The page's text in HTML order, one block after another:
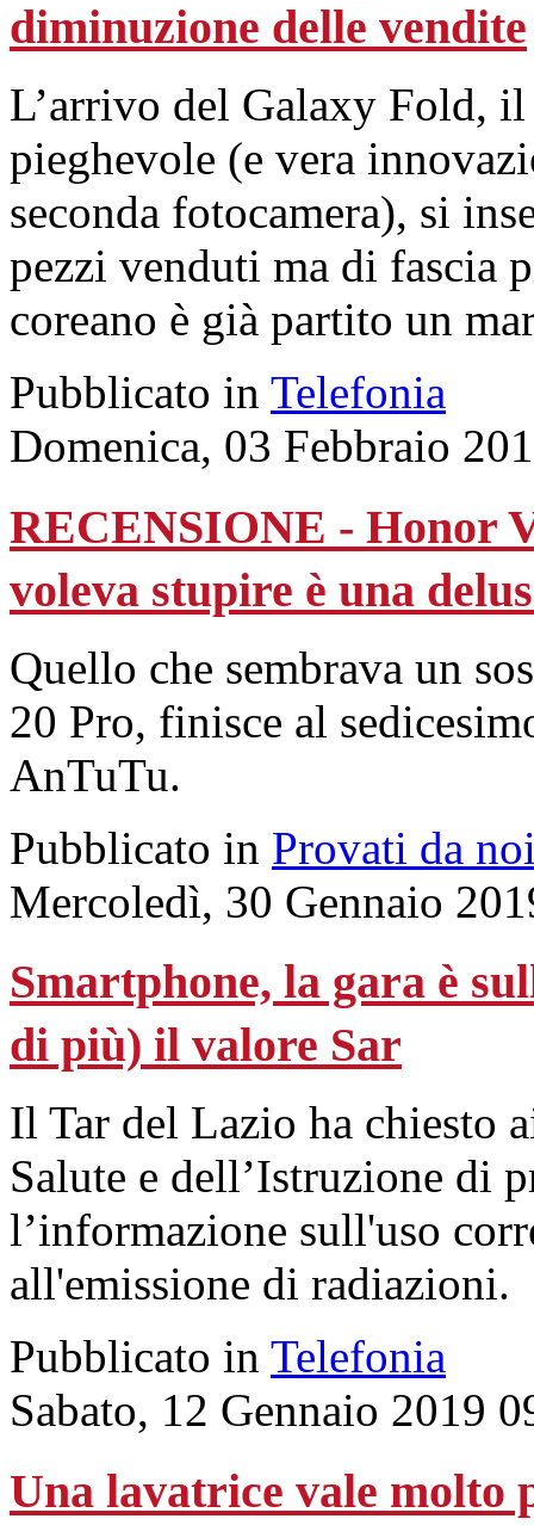
diminuzione delle vendite
L’arrivo del Galaxy Fold,
pieghevole (e vera
seconda fotocamera), si
pezzi venduti ma di fascia
coreano è già partito un
Pubblicato in Telefonia
Domenica, 03 Febbraio
RECENSIONE - Honor
voleva stupire è una
Quello che sembrava un
20 Pro, finisce al
AnTuTu.
Pubblicato in Provati da
Mercoledì, 30 Gennaio
Smartphone, la gara è
di più) il valore Sar
Il Tar del Lazio ha chiesto
Salute e dell’Istruzione di
l’informazione sull'uso
all'emissione di radiazioni.
Pubblicato in Telefonia
Sabato, 12 Gennaio 2019
Una lavatrice vale molto